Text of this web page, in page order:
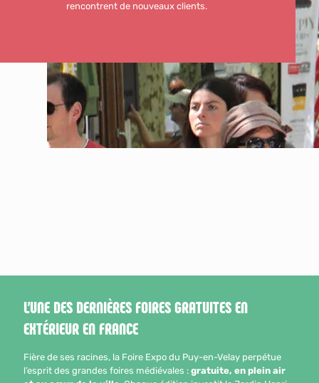
rencontrent de nouveaux clients.
L’UNE DES DERNIÈRES FOIRES GRATUITES EN
EXTÉRIEUR EN FRANCE
Fière de ses racines, la Foire Expo du Puy-en-Velay perpétue
l’esprit des grandes foires médiévales : gratuite, en plein air